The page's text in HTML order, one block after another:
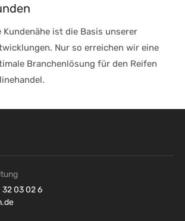
Kundenähe ist die Basis unserer
Nur so erreichen wir eine
Branchenlösung für den Reifen
03 02 6